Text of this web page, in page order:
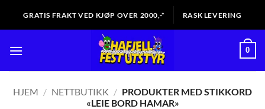
GRATIS FRAKT VED KJØP OVER 2000,-* RASK LEVERING
0
HJEM / NETTBUTIKK / PRODUKTER MED STIKKORD
«LEIE BORD HAMAR»